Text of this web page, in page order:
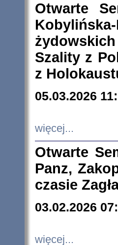
Otwarte
Szality z
z
05.03.2026
więcej...
Otwarte
Panz,
czasie
03.02.2026
więcej...